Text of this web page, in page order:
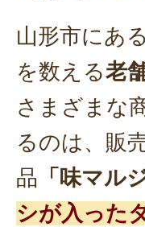
山形市にある
を数える老
さまざまな
るのは、販
品 「味マル
シが入った